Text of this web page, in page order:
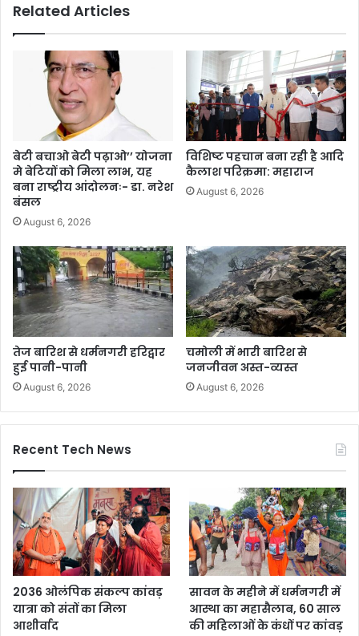
Related Articles
बेटी बचाओ बेटी पढ़ाओ’’ योजना
मे बेटियों को मिला लाभ, यह
बना राष्ट्रीय आंदोलनः- डा. नरेश
बंसल
August 6, 2026
विशिष्ट पहचान बना रही है आदि
कैलाश परिक्रमा: महाराज
August 6, 2026
तेज बारिश से धर्मनगरी हरिद्वार
हुई पानी-पानी
August 6, 2026
चमोली में भारी बारिश से
जनजीवन अस्त-व्यस्त
August 6, 2026
Recent Tech News
2036 ओलंपिक संकल्प कांवड़
यात्रा को संतों का मिला
आशीर्वाद
सावन के महीने में धर्मनगरी में
आस्था का महासैलाब, 60 साल
की महिलाओं के कंधों पर कांवड़